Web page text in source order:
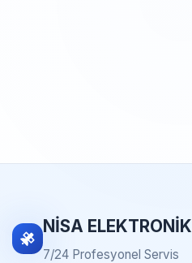
NİSA ELEKTRONİK
7/24 Profesyonel Servis